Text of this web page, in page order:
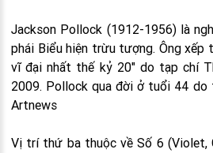
Jackson Pollock (1912-1956) là
phái Biểu hiện trừu tượng. Ông xếp
vĩ đại nhất thế kỷ 20" do tạp chí
2009. Pollock qua đời ở tuổi 44 do
Artnews
Vị trí thứ ba thuộc về Số 6 (Violet,